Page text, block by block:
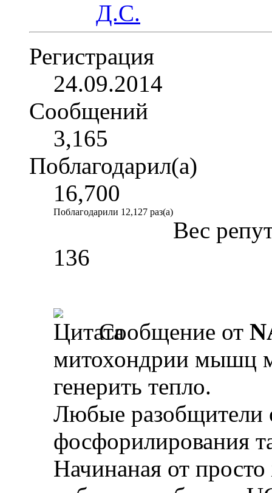
Регистрация
24.09.2014
Сообщений
3,165
Поблагодарил(а)
16,700
Поблагодарили 12,127 раз(а)
Вес
136
Сообщение от
митохондрии мышц
генерить тепло.
Любые разобщители
фосфорилирования
Начинаная от